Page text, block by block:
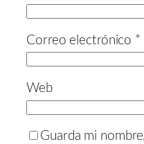
Correo electrónico *
Web
Guarda mi